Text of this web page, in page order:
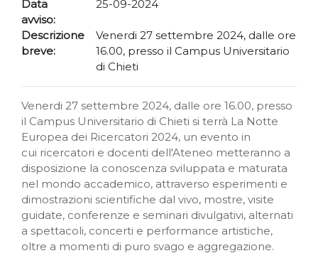
Data
avviso:
25-09-2024
Descrizione
breve:
Venerdi 27 settembre 2024, dalle ore
16.00, presso il Campus Universitario
di Chieti
Venerdi 27 settembre 2024, dalle ore 16.00, presso
il Campus Universitario di Chieti si terrà La Notte
Europea dei Ricercatori 2024, un evento in
cui ricercatori e docenti dell'Ateneo metteranno a
disposizione la conoscenza sviluppata e maturata
nel mondo accademico, attraverso esperimenti e
dimostrazioni scientifiche dal vivo, mostre, visite
guidate, conferenze e seminari divulgativi, alternati
a spettacoli, concerti e performance artistiche,
oltre a momenti di puro svago e aggregazione.